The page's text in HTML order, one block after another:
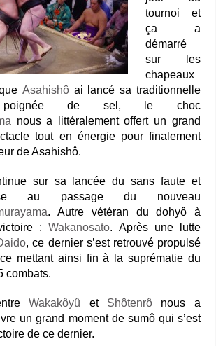
tournoi et
ça a
démarré
sur les
chapeaux
Asahishô ai lancé sa traditionnelle
poignée de sel, le choc
nous a littéralement offert un grand
tout en énergie pour finalement
de Asahishô.
sur sa lancée du sans faute et
au passage du nouveau
. Autre vétéran du dohyô à
: Wakanosato. Après une lutte
, ce dernier s’est retrouvé propulsé
mettant ainsi fin à la suprématie du
combats.
Wakakôyû et Shôtenrô nous a
un grand moment de sumô qui s’est
de ce dernier.